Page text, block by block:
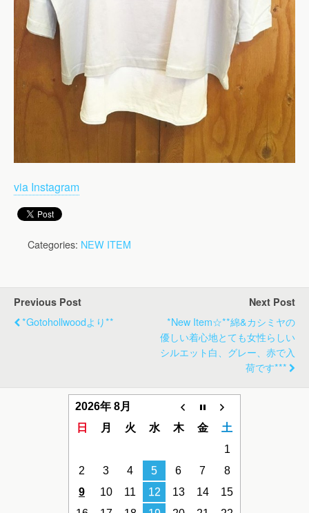
via Instagram
Categories: NEW ITEM
Previous Post
*gotohollwoodより**
Next Post
*new Item☆**綿&カシミヤの
優しい着心地とても女性らしい
シルエット白、グレー、赤で入
荷です***
2026年 8月
日
月 火 水 木 金
土
1
2
3 4 5 6 7
8
9
10 11 12 13 14
15